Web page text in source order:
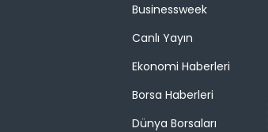
Businessweek
Canlı Yayın
Ekonomi Haberleri
Borsa Haberleri
Dünya Borsaları